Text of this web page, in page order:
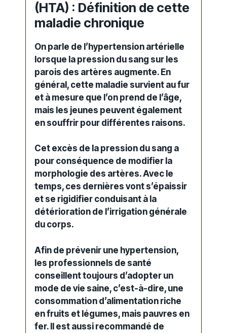
(HTA) : Définition de cette
maladie chronique
On parle de l’hypertension artérielle
lorsque la pression du sang sur les
parois des artères augmente. En
général, cette maladie survient au fur
et à mesure que l’on prend de l’âge,
mais les jeunes peuvent également
en souffrir pour différentes raisons.
Cet excès de la pression du sang a
pour conséquence de modifier la
morphologie des artères. Avec le
temps, ces dernières vont s’épaissir
et se rigidifier conduisant à la
détérioration de l’irrigation générale
du corps.
Afin de prévenir une hypertension,
les professionnels de santé
conseillent toujours d’adopter un
mode de vie saine, c’est-à-dire, une
consommation d’alimentation riche
en fruits et légumes, mais pauvres en
fer. Il est aussi recommandé de